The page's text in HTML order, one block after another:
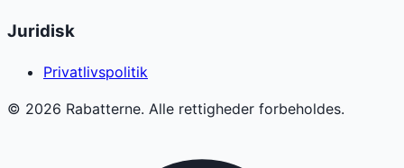
Juridisk
Privatlivspolitik
© 2026 Rabatterne. Alle rettigheder forbeholdes.